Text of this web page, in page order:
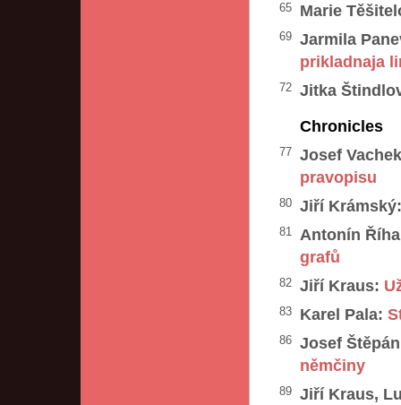
65 Marie
69
Jarmila
prikladnaja
72
Jitka
Chronicles
77
Josef
pravopisu
80 Jiří
81
Antonín
grafů
82 Jiří Kraus:
83 Karel Pala:
86
Josef
němčiny
89
Jiří Kraus,